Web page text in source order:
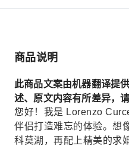
参观巴尔比亚内罗别
商品说明
此商品文案由机器翻译提
述、原文内容有所差异，请
您好！我是 Lorenzo
伴侣打造难忘的体验。想
科莫湖，再配上精美的求